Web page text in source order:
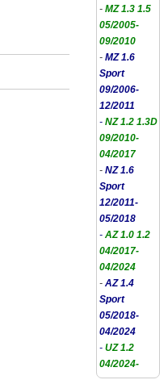
- MZ 1.3 1.5
05/2005-
09/2010
- MZ 1.6
Sport
09/2006-
12/2011
- NZ 1.2 1.3D
09/2010-
04/2017
- NZ 1.6
Sport
12/2011-
05/2018
- AZ 1.0 1.2
04/2017-
04/2024
- AZ 1.4
Sport
05/2018-
04/2024
- UZ 1.2
04/2024-